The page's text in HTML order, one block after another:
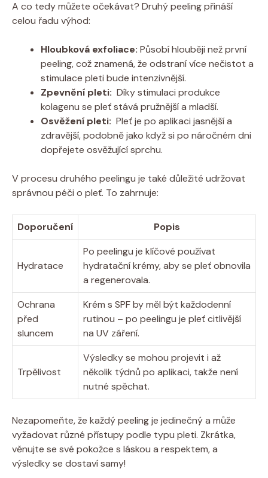
A ‌co tedy můžete ⁤očekávat? ‍Druhý peeling přináší
celou​ řadu výhod:
Hloubková exfoliace: ‌Působí hlouběji než první
peeling, což znamená, ​že‌ odstraní více nečistot a
stimulace pleti bude intenzivnější.
Zpevnění pleti: ⁣ Díky stimulaci produkce
‌kolagenu se pleť stává ⁤pružnější a mladší.
Osvěžení pleti: ⁣ Pleť⁢ je po aplikaci jasnější a
zdravější, ⁤podobně jako když si po náročném dni
dopřejete​ osvěžující sprchu.
V procesu druhého peelingu je také důležité udržovat
správnou​ péči o pleť. To zahrnuje:
Doporučení Popis
Hydratace
Po peelingu je⁤ klíčové používat​
hydratační krémy, aby se pleť obnovila
a regenerovala.
Ochrana
před
sluncem
Krém s SPF ⁤by ​měl ⁣být každodenní ​
rutinou – po peelingu je ​pleť citlivější
na UV záření.
Trpělivost
Výsledky se‌ mohou projevit‍ i ⁤až
několik týdnů ⁣po aplikaci, takže není⁤
nutné spěchat.
Nezapomeňte, že každý peeling je jedinečný ​a může
vyžadovat ‌různé přístupy‍ podle typu pleti. Zkrátka,
věnujte se své pokožce s láskou a respektem, a
výsledky⁣ se⁢ dostaví samy!